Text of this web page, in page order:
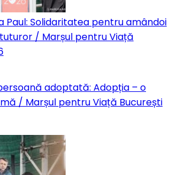
Paul: Solidaritatea pentru amândoi
/ Marșul pentru Viață
adoptată: Adopția – o
/ Marșul pentru Viață București